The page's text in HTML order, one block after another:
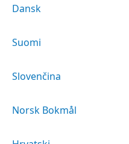
Dansk
Suomi
Slovenčina
Norsk Bokmål